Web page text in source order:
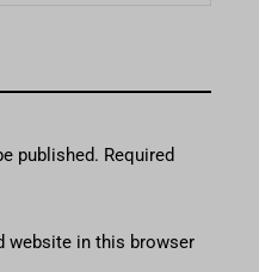
published. Required
website in this browser